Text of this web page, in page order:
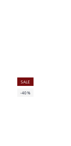
SALE
-40%